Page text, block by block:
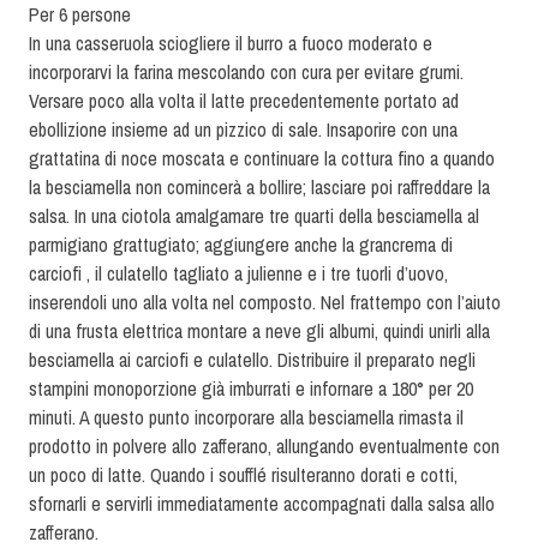
Per 6 persone
In una casseruola sciogliere il burro a fuoco moderato e
incorporarvi la farina mescolando con cura per evitare grumi.
Versare poco alla volta il latte precedentemente portato ad
ebollizione insieme ad un pizzico di sale. Insaporire con una
grattatina di noce moscata e continuare la cottura fino a quando
la besciamella non comincerà a bollire; lasciare poi raffreddare la
salsa. In una ciotola amalgamare tre quarti della besciamella al
parmigiano grattugiato; aggiungere anche la grancrema di
carciofi , il culatello tagliato a julienne e i tre tuorli d’uovo,
inserendoli uno alla volta nel composto. Nel frattempo con l’aiuto
di una frusta elettrica montare a neve gli albumi, quindi unirli alla
besciamella ai carciofi e culatello. Distribuire il preparato negli
stampini monoporzione già imburrati e infornare a 180° per 20
minuti. A questo punto incorporare alla besciamella rimasta il
prodotto in polvere allo zafferano, allungando eventualmente con
un poco di latte. Quando i soufflé risulteranno dorati e cotti,
sfornarli e servirli immediatamente accompagnati dalla salsa allo
zafferano.